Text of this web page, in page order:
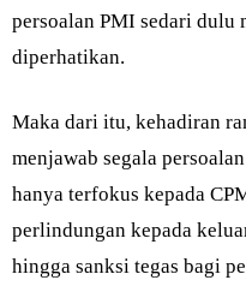
persoalan PMI sedari dulu
diperhatikan.
Maka dari itu, kehadiran
menjawab segala
hanya terfokus kepada
perlindungan kepada
hingga sanksi tegas bagi